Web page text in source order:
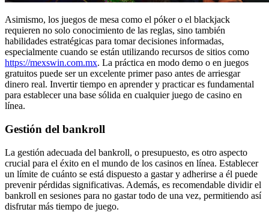
Asimismo, los juegos de mesa como el póker o el blackjack
requieren no solo conocimiento de las reglas, sino también
habilidades estratégicas para tomar decisiones informadas,
especialmente cuando se están utilizando recursos de sitios como
https://mexswin.com.mx. La práctica en modo demo o en juegos
gratuitos puede ser un excelente primer paso antes de arriesgar
dinero real. Invertir tiempo en aprender y practicar es fundamental
para establecer una base sólida en cualquier juego de casino en
línea.
Gestión del bankroll
La gestión adecuada del bankroll, o presupuesto, es otro aspecto
crucial para el éxito en el mundo de los casinos en línea. Establecer
un límite de cuánto se está dispuesto a gastar y adherirse a él puede
prevenir pérdidas significativas. Además, es recomendable dividir el
bankroll en sesiones para no gastar todo de una vez, permitiendo así
disfrutar más tiempo de juego.